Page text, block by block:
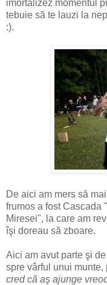
imortalizez momentul
tebuie să te lauzi la
:).
De aici am mers să
frumos a fost Cascada
Miresei", la care am
îşi doreau să zboare.
Aici am avut parte şi
spre vârful unui
cred că aş ajunge